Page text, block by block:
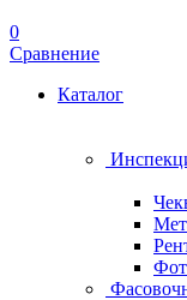
0
Сравнение
Каталог